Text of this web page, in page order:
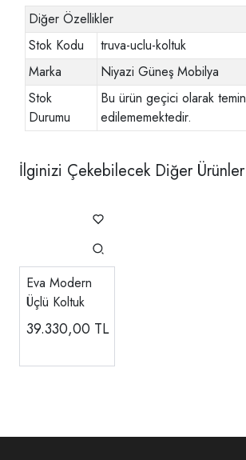
Diğer Özellikler
Stok Kodu
truva-uclu-koltuk
Marka
Niyazi Güneş Mobilya
Stok
Durumu
Bu ürün geçici olarak temin
edilememektedir.
İlginizi Çekebilecek Diğer Ürünler
Eva Modern
Üçlü Koltuk
39.330,00 TL